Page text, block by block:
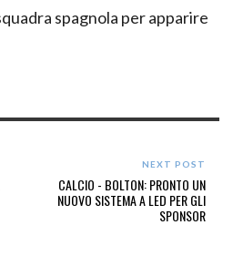
spagnola per apparire
NEXT POST
CALCIO - BOLTON: PRONTO UN
NUOVO SISTEMA A LED PER GLI
SPONSOR